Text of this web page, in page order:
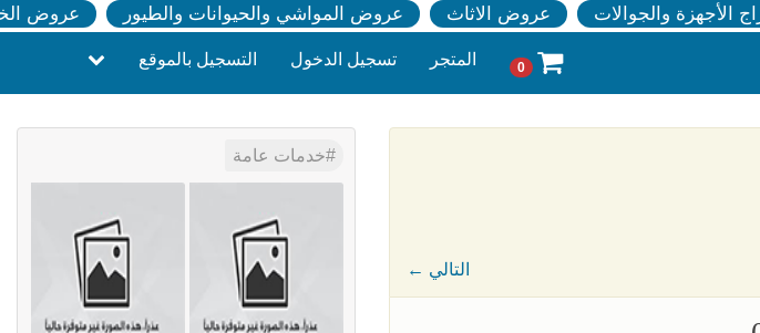
الأجهزة والجوالات عروض الاثاث عروض المواشي والحيوانات والطيور عروض
0 المتجر تسجيل الدخول التسجيل بالموقع
← التالي
خدمات عامة